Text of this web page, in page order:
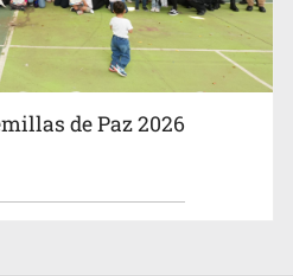
de Paz 2026